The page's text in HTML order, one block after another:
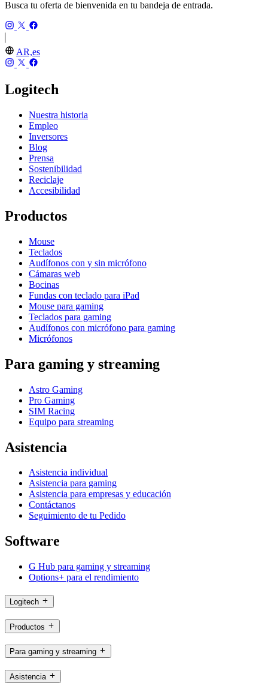
Busca tu oferta de bienvenida en tu bandeja de entrada.
AR,es
Logitech
Nuestra historia
Empleo
Inversores
Blog
Prensa
Sostenibilidad
Reciclaje
Accesibilidad
Productos
Mouse
Teclados
Audífonos con y sin micrófono
Cámaras web
Bocinas
Fundas con teclado para iPad
Mouse para gaming
Teclados para gaming
Audífonos con micrófono para gaming
Micrófonos
Para gaming y streaming
Astro Gaming
Pro Gaming
SIM Racing
Equipo para streaming
Asistencia
Asistencia individual
Asistencia para gaming
Asistencia para empresas y educación
Contáctanos
Seguimiento de tu Pedido
Software
G Hub para gaming y streaming
Options+ para el rendimiento
Logitech
Productos
Para gaming y streaming
Asistencia